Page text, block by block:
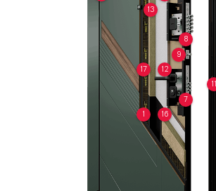
1
7
8
9
11
12
13
16
17